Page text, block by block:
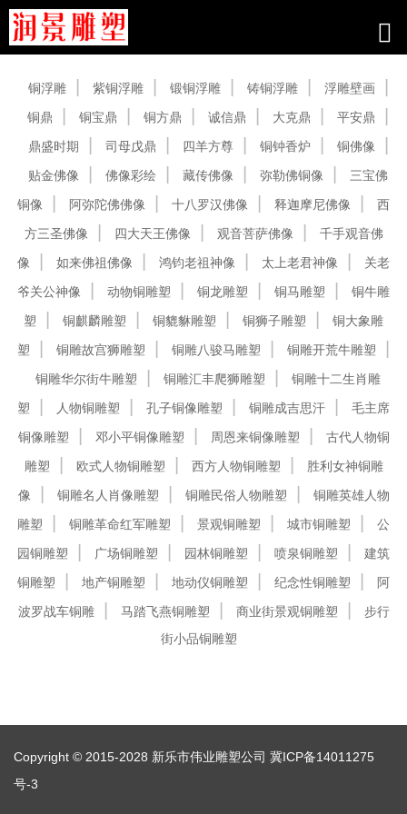
铜浮雕 紫铜浮雕 锻铜浮雕 铸铜浮雕
浮雕壁画
铜鼎
铜宝鼎 铜方鼎 诚信鼎 大克鼎
平安鼎
鼎盛时期
司母戊鼎 四羊方尊 铜钟香炉
铜佛像
贴金佛像
佛像彩绘 藏传佛像 弥勒佛铜像
三宝佛
铜像
阿弥陀佛佛像 十八罗汉佛像 释迦摩尼佛像
西
方三圣佛像
四大天王佛像 观音菩萨佛像
千手观音佛
像
如来佛祖佛像 鸿钧老祖神像 太上老君神像
关老
爷关公神像
动物铜雕塑 铜龙雕塑 铜马雕塑
铜牛雕
塑
铜麒麟雕塑 铜貔貅雕塑 铜狮子雕塑
铜大象雕
塑
铜雕故宫狮雕塑 铜雕八骏马雕塑
铜雕开荒牛雕塑
铜雕华尔街牛雕塑
铜雕汇丰爬狮雕塑
铜雕十二生肖雕
塑
人物铜雕塑 孔子铜像雕塑 铜雕成吉思汗
毛主席
铜像雕塑
邓小平铜像雕塑 周恩来铜像雕塑
古代人物铜
雕塑
欧式人物铜雕塑 西方人物铜雕塑
胜利女神铜雕
像
铜雕名人肖像雕塑 铜雕民俗人物雕塑
铜雕英雄人物
雕塑
铜雕革命红军雕塑 景观铜雕塑 城市铜雕塑
公
园铜雕塑
广场铜雕塑 园林铜雕塑 喷泉铜雕塑
建筑
铜雕塑
地产铜雕塑 地动仪铜雕塑 纪念性铜雕塑
阿
波罗战车铜雕
马踏飞燕铜雕塑 商业街景观铜雕塑
步行
街小品铜雕塑
Copyright © 2015-2028 新乐市伟业雕塑公司 冀ICP备14011275
号-3